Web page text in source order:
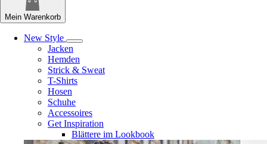
Mein Warenkorb
New Style
Jacken
Hemden
Strick & Sweat
T-Shirts
Hosen
Schuhe
Accessoires
Get Inspiration
Blättere im Lookbook